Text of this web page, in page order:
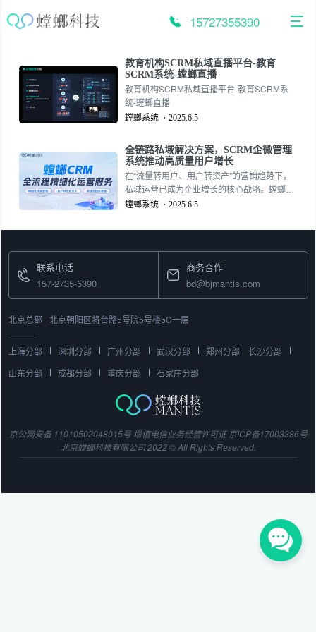
至
15727355390
教育机构SCRM私域直播平台-教育
SCRM系统-螳螂直播
教育机构SCRM私域直播平台-教育SCRM系
统-螳螂直播
螳螂系统 2025.6.5
全链路私域解决方案，SCRM企微管理
系统推动高质量用户增长
在“流量转用户、用户转资产”的营销趋势下，
私域运营已成为企业增长的核心战略。螳螂科
技推出的一站式SCRM企微管理系统，融合了
私域流量池的首选工具。教育SCRM系统、教
螳螂系统 2025.6.5
联系电话
157-2735-5390
商务合作
bd@bjmantis.com
北京总部 北京朝阳区将台路5号院5号楼5C一层
上海分部 深圳分部 广州分部 武汉分部 郑州分部
长沙分部
山东分部
成都分部 重庆分部 石家庄分部
京公网安备 11010502048015号 增值电信业务经营许可证 京ICP备17003386号
北京螳螂科技有限公司 2022 © All Rights Reserved.